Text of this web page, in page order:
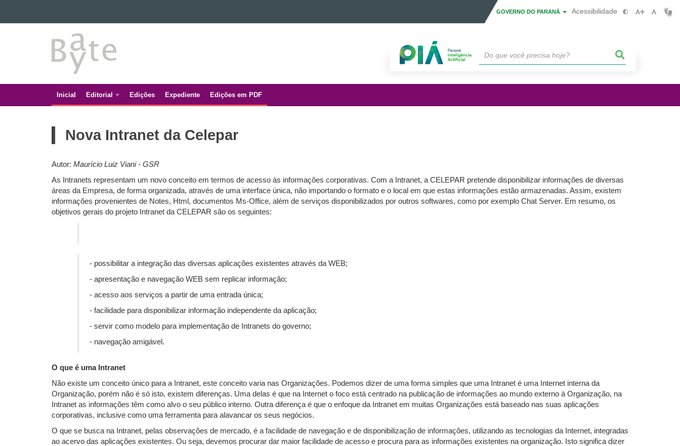
Ir para a navegação
Ir para a busca
GOVERNO DO PARANÁ Acessibilidade
BATE
BYTE
Navegação
Inicial Editorial Edições Expediente Edições em PDF
Nova Intranet da Celepar
Autor: Maurício Luiz Viani - GSR
As Intranets representam um novo conceito em termos de acesso às informações corporativas. Com a Intranet, a CELEPAR pretende disponibilizar informações de diversas
áreas da Empresa, de forma organizada, através de uma interface única, não importando o formato e o local em que estas informações estão armazenadas. Assim, existem
informações provenientes de Notes, Html, documentos Ms-Office, além de serviços disponibilizados por outros softwares, como por exemplo Chat Server. Em resumo, os
objetivos gerais do projeto Intranet da CELEPAR são os seguintes:
- possibilitar a integração das diversas aplicações existentes através da WEB;
- apresentação e navegação WEB sem replicar informação;
- acesso aos serviços a partir de uma entrada única;
- facilidade para disponibilizar informação independente da aplicação;
- servir como modelo para implementação de Intranets do governo;
- navegação amigável.
O que é uma Intranet
Não existe um conceito único para a Intranet, este conceito varia nas Organizações. Podemos dizer de uma forma simples que uma Intranet é uma Internet interna da
Organização, porém não é só isto, existem diferenças. Uma delas é que na Internet o foco está centrado na publicação de informações ao mundo externo à Organização, na
Intranet as informações têm como alvo o seu público interno. Outra diferença é que o enfoque da Intranet em muitas Organizações está baseado nas suas aplicações
corporativas, inclusive como uma ferramenta para alavancar os seus negócios.
O que se busca na Intranet, pelas observações de mercado, é a facilidade de navegação e de disponibilização de informações, utilizando as tecnologias da Internet, integradas
ao acervo das aplicações existentes. Ou seja, devemos procurar dar maior facilidade de acesso e procura para as informações existentes na organização. Isto significa dizer